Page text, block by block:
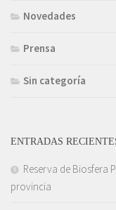
Novedades
Prensa
Sin categoría
ENTRADAS
Reserva de Biosfera
provincia